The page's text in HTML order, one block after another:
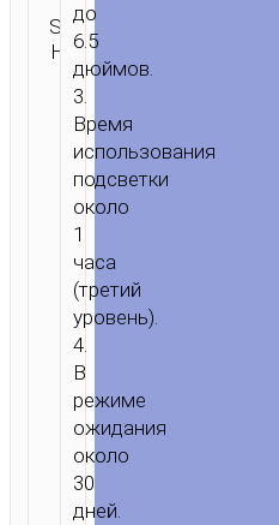
ГЛАВНАЯ / МОБИЛЬНЫЕ
АКСЕССУАРЫ / СЕЛФИ
/ СЕЛФИ
MAGNIFICENT”
БЕСПРОВОДНОЙ
МОНОПОД
SKU:
Н/Д
Категория:
палки
до
6.5
дюймов.
3.
Время
использования
подсветки
около
1
часа
(третий
уровень).
4.
В
режиме
ожидания
около
30
дней.